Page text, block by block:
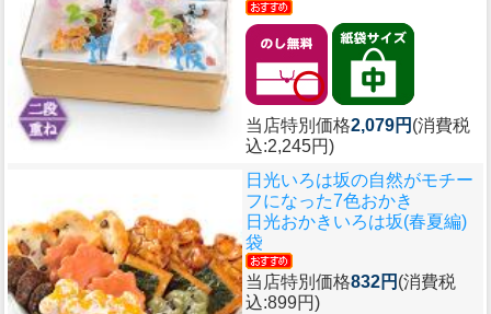
当店特別価格2,079円 (消費税
込:2,245円)
日光いろは坂の自然がモチー
フになった7色おかき
日光おかきいろは坂(春夏編)
袋
当店特別価格832円 (消費税
込:899円)